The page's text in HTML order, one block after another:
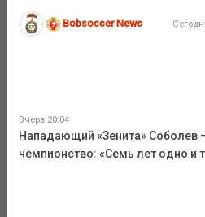
Bobsoccer News
Вчера 20:04
Нападающий «Зенита» Соболев
чемпионство: «Семь лет одно и